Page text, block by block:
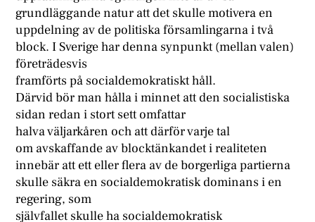
grundläggande natur att det skulle motivera en
uppdelning av de politiska församlingarna i två
block. I Sverige har denna synpunkt (mellan valen)
företrädesvis
framförts på socialdemokratiskt håll.
Därvid bör man hålla i minnet att den socialistiska
sidan redan i stort sett omfattar
halva väljarkåren och att därför varje tal
om avskaffande av blocktänkandet i realiteten
innebär att ett eller flera av de borgerliga partierna
skulle säkra en socialdemokratisk dominans i en
regering, som
självfallet skulle ha socialdemokratisk